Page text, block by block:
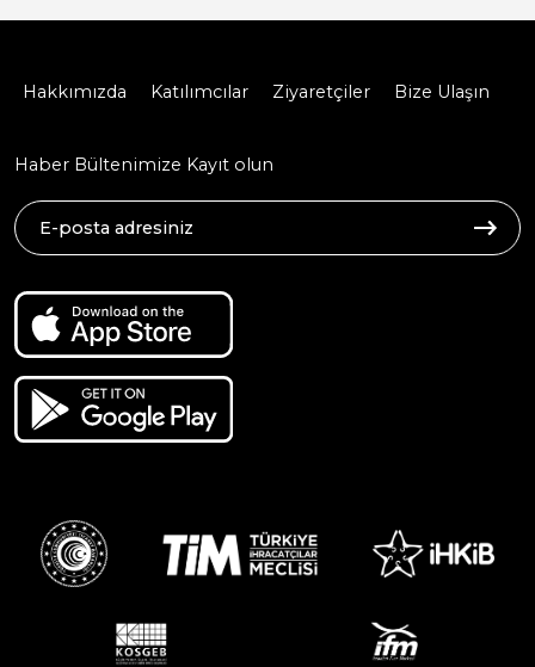
Hakkımızda Katılımcılar Ziyaretçiler Bize Ulaşın
Haber Bültenimize Kayıt olun